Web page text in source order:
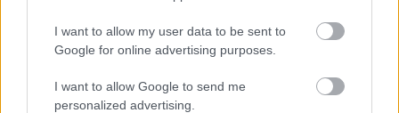
I want to allow my user data to be sent to
Google for online advertising purposes.
I want to allow Google to send me
personalized advertising.
hír, hogy több, mint
valószínű, hogy a más
bankoknál levő
ügyfelek sem sokáig